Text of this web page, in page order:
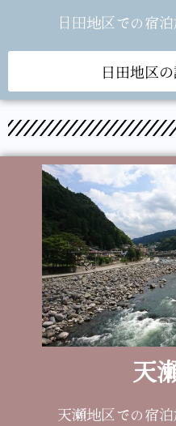
日田地区での宿
日田地区
天
天瀬地区での宿泊